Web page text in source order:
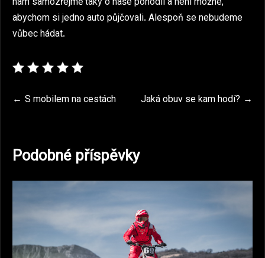
abychom si jedno auto půjčovali. Alespoň se nebudeme
vůbec hádat.
Navigace
příspěvek
S mobilem na cestách Jaká obuv se kam hodí?
Podobné příspěvky